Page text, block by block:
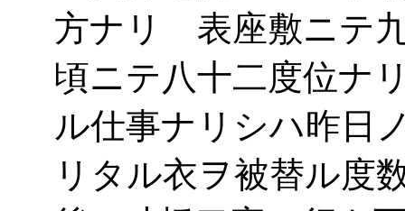
方ナリ 表座敷ニテ
頃ニテ八十二度位ナ
ル仕事ナリシハ昨日
リタル衣ヲ被替ル